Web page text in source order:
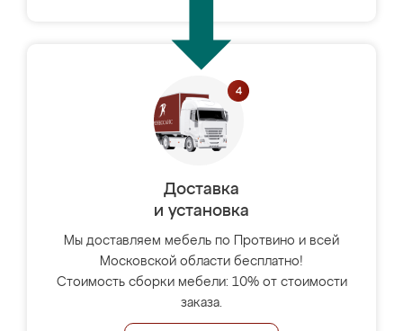
Доставка
и установка
Мы доставляем мебель по Протвино и всей
Московской области бесплатно!
Стоимость сборки мебели: 10% от стоимости
заказа.